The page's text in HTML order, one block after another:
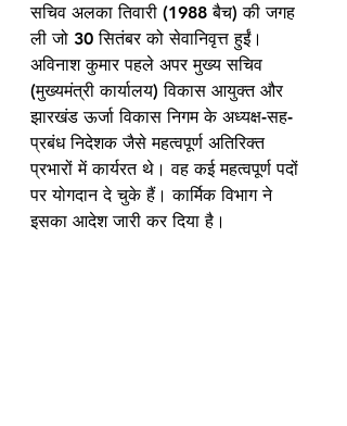
सचिव अलका तिवारी (1988 बैच) की जगह
ली जो 30 सितंबर को सेवानिवृत्त हुईं।
अविनाश कुमार पहले अपर मुख्य सचिव
(मुख्यमंत्री कार्यालय) विकास आयुक्त और
झारखंड ऊर्जा विकास निगम के अध्यक्ष-सह-
प्रबंध निदेशक जैसे महत्वपूर्ण अतिरिक्त
प्रभारों में कार्यरत थे। वह कई महत्वपूर्ण पदों
पर योगदान दे चुके हैं। कार्मिक विभाग ने
इसका आदेश जारी कर दिया है।